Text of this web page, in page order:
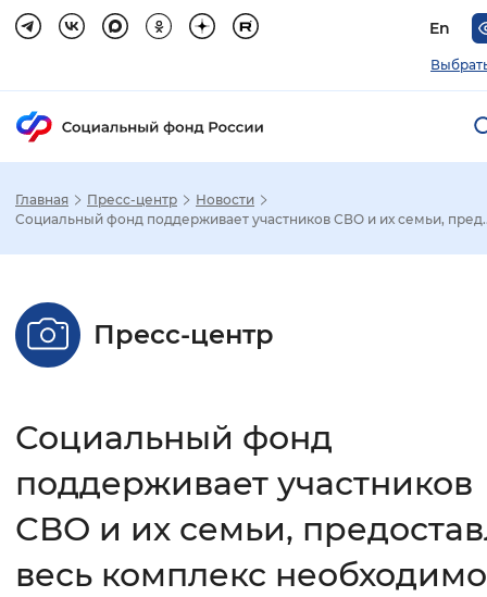
En
Размер шрифта
Шрифт
Интервал между буквами
Нормальный Увеличенный
Главная Пресс-центр
Новости
Социальный фонд поддерживает участников СВО и их семьи,
Пресс-центр
Социальный фонд
поддерживает участников
СВО и их семьи,
весь комплекс